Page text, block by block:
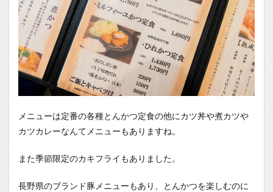
メニューは定番の各種とんかつ定食の他にカツ丼や煮カツや
カツカレーなんてメニューもありますね。
また季節限定のカキフライもありました。
長野県のブランド豚メニューもあり、とんかつを楽しむのに